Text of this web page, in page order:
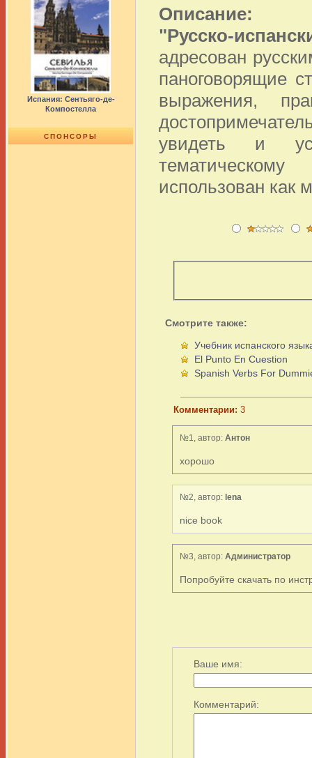
Испания: Сентьяго-де-
Компостелла
СПОНСОРЫ
Описание:
"Русско-
адресован
паноговорящие
выражения,
увидеть и
использован как
Смотрите также:
Учебник испанского
El Punto En Cuestion
Spanish Verbs For
Комментарии: 3
№1, автор: Антон
хорошо
№2, автор: lena
nice book
№3, автор: Администратор
Попробуйте скачать по
Ваше имя:
Комментарий: